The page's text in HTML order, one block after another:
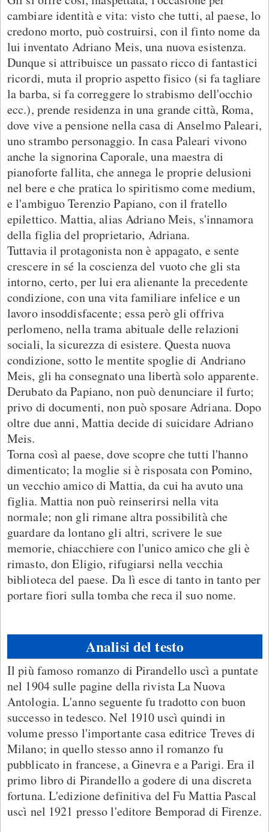
cambiare identità e vita: visto che tutti, al paese, lo
credono morto, può costruirsi, con il finto nome da
lui inventato Adriano Meis, una nuova esistenza.
Dunque si attribuisce un passato ricco di fantastici
ricordi, muta il proprio aspetto fisico (si fa tagliare
la barba, si fa correggere lo strabismo dell'occhio
ecc.), prende residenza in una grande città, Roma,
dove vive a pensione nella casa di Anselmo Paleari,
uno strambo personaggio. In casa Paleari vivono
anche la signorina Caporale, una maestra di
pianoforte fallita, che annega le proprie delusioni
nel bere e che pratica lo spiritismo come medium,
e l'ambiguo Terenzio Papiano, con il fratello
epilettico. Mattia, alias Adriano Meis, s'innamora
della figlia del proprietario, Adriana.
Tuttavia il protagonista non è appagato, e sente
crescere in sé la coscienza del vuoto che gli sta
intorno, certo, per lui era alienante la precedente
condizione, con una vita familiare infelice e un
lavoro insoddisfacente; essa però gli offriva
perlomeno, nella trama abituale delle relazioni
sociali, la sicurezza di esistere. Questa nuova
condizione, sotto le mentite spoglie di Andriano
Meis, gli ha consegnato una libertà solo apparente.
Derubato da Papiano, non può denunciare il furto;
privo di documenti, non può sposare Adriana. Dopo
oltre due anni, Mattia decide di suicidare Adriano
Meis.
Torna così al paese, dove scopre che tutti l'hanno
dimenticato; la moglie si è risposata con Pomino,
un vecchio amico di Mattia, da cui ha avuto una
figlia. Mattia non può reinserirsi nella vita
normale; non gli rimane altra possibilità che
guardare da lontano gli altri, scrivere le sue
memorie, chiacchiere con l'unico amico che gli è
rimasto, don Eligio, rifugiarsi nella vecchia
biblioteca del paese. Da lì esce di tanto in tanto per
portare fiori sulla tomba che reca il suo nome.
Analisi del testo
Il più famoso romanzo di Pirandello uscì a puntate
nel 1904 sulle pagine della rivista La Nuova
Antologia. L'anno seguente fu tradotto con buon
successo in tedesco. Nel 1910 uscì quindi in
volume presso l'importante casa editrice Treves di
Milano; in quello stesso anno il romanzo fu
pubblicato in francese, a Ginevra e a Parigi. Era il
primo libro di Pirandello a godere di una discreta
fortuna. L'edizione definitiva del Fu Mattia Pascal
uscì nel 1921 presso l'editore Bemporad di Firenze.